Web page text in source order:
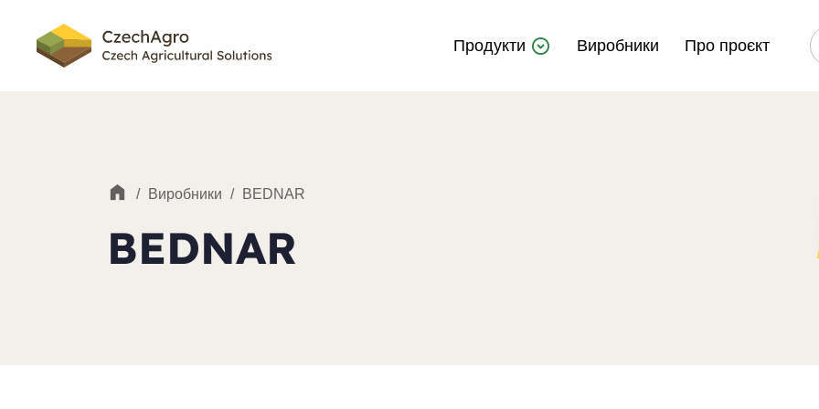
Продукти Виробники Про проєкт
/ Виробники / BEDNAR
BEDNAR